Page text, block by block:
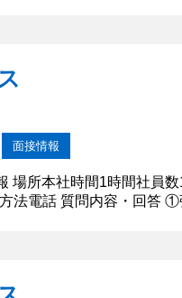
代に、貴社はこれまで染
の移行など大きな挑戦を
1...
面接情報
場所本社時間1時間社員数
法電話 質問内容・回答 ①